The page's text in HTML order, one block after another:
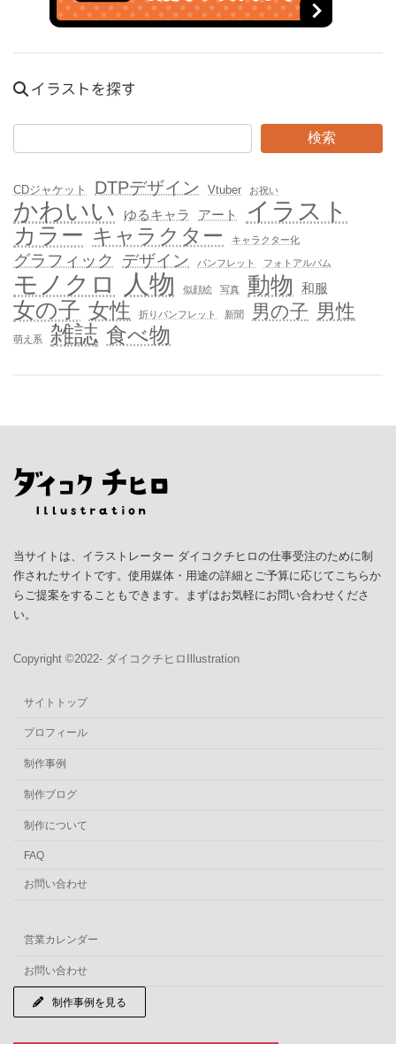
イラストを探す
検索
CDジャケット DTPデザイン Vtuber お祝い
かわいい ゆるキャラ アート イラスト
カラー キャラクター キャラクター化
グラフィック デザイン パンフレット フォトアルバム
モノクロ 人物 似顔絵 写真 動物 和服
女の子 女性 折りパンフレット 新聞 男の子 男性
萌え系 雑誌 食べ物
当サイトは、イラストレーター ダイコクチヒロの仕事受注のために制
作されたサイトです。使用媒体・用途の詳細とご予算に応じてこちらか
らご提案をすることもできます。まずはお気軽にお問い合わせくださ
い。
Copyright ©︎2022- ダイコクチヒロIllustration
サイトトップ
プロフィール
制作事例
制作ブログ
制作について
FAQ
お問い合わせ
営業カレンダー
お問い合わせ
制作事例を見る